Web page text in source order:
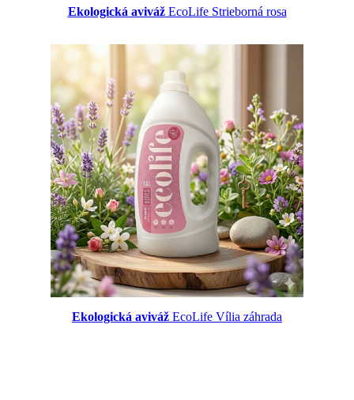
Ekologická avivážEcoLife Strieborná rosa
Ekologická aviváž EcoLife Vília záhrada